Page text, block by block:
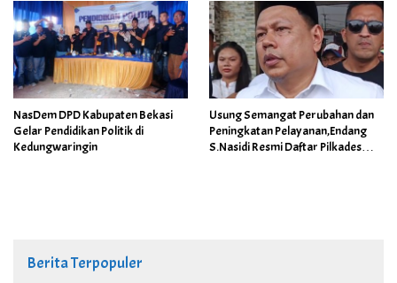
NasDem DPD Kabupaten Bekasi
Gelar Pendidikan Politik di
Kedungwaringin
Usung Semangat Perubahan dan
Peningkatan Pelayanan,Endang
S.Nasidi Resmi Daftar Pilkades
Berita Terpopuler